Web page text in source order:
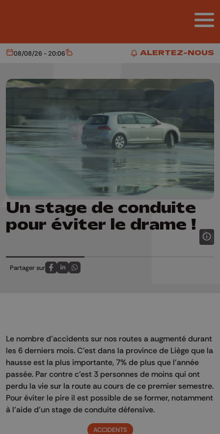
ALERTEZ-NOUS
ALERTEZ-NOUS
Aujourd'hui
08/08/26 - 20:06 Météo
Un stage de conduite
pour éviter le drame !
Partager sur
Partagez sur FaceBook
Partagez sur LinkedIn
Partagez sur Whatsapp
Le nombre d'accidents sur nos routes a augmenté durant
les 6 derniers mois. C'est dans la province de Liège que la
hausse est la plus importante, 7% de plus que l'année
passée. Par contre c'est 3 personnes de moins qui ont
perdu la vie sur la route au cours de ce premier semestre.
Pour éviter le pire il est possible de se former, notamment
à l'aide d'un stage de conduite défensive.
ACCIDENTS